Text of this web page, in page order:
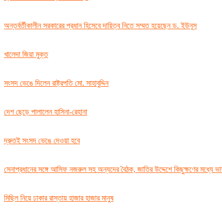
অন্তর্বর্তীকালীন সরকারের প্রধান হিসেবে দায়িত্ব নিতে সম্মত হয়েছেন ড. ইউনূস
খালেদা জিয়া মুক্ত
সংসদ ভেঙে দিলেন রাষ্ট্রপতি মো. সাহাবুদ্দিন
দেশ ছেড়ে পালালেন হাসিনা-রেহানা
দ্রুতই সংসদ ভেঙে দেওয়া হবে
সেনাপ্রধানের সঙ্গে আসিফ নজরুল সহ অন্যদের বৈঠক, জাতির উদ্দেশে কিছুক্ষণের মধ্যে
মিছিল নিয়ে ঢাকার রাস্তায় হাজার হাজার মানুষ